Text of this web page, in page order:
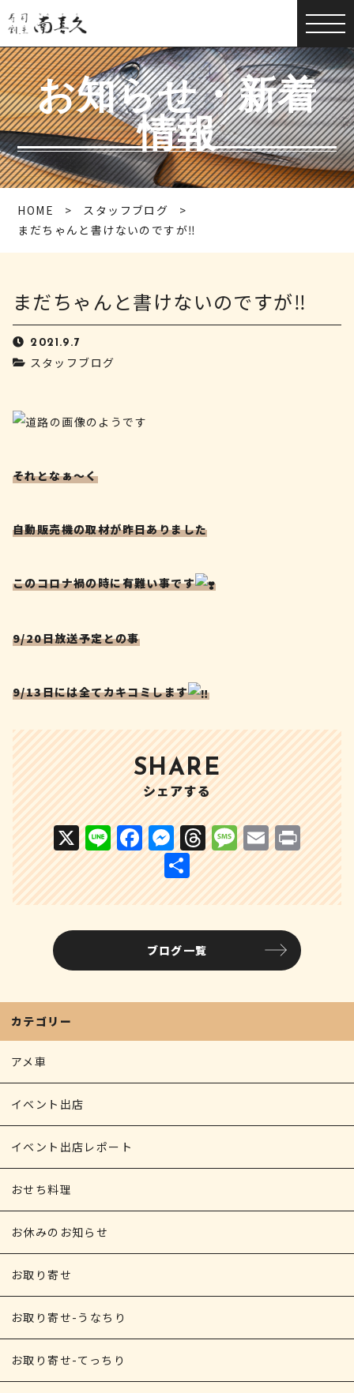
お知らせ・新着
情報
HOME
スタッフブログ
まだちゃんと書けないのですが‼️
まだちゃんと書けないのですが‼️
2021.9.7
スタッフブログ
それとなぁ〜く
自動販売機の取材が昨日ありました
このコロナ禍の時に有難い事です
9/20日放送予定との事
9/13日には全てカキコミします
SHARE
シェアする
X Li
n
e
F
a
c
e
b
o
k
M
e
s
s
e
n
e
r
T
h
r
e
a
d
M
e
s
s
a
g
E
m
ai
l
P
ri
n
t
共
有
ブログ一覧
カテゴリー
アメ車
イベント出店
イベント出店レポート
おせち料理
お休みのお知らせ
お取り寄せ
お取り寄せ-うなちり
お取り寄せ-てっちり